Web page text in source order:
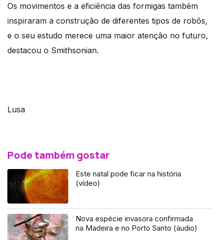
Os movimentos e a eficiência das formigas também
inspiraram a construção de diferentes tipos de robôs,
e o seu estudo merece uma maior atenção no futuro,
destacou o Smithsonian.
Lusa
Pode também gostar
Este natal pode ficar na história
(vídeo)
Nova espécie invasora confirmada
na Madeira e no Porto Santo (áudio)